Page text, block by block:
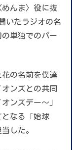
んま〉役に抜
いたラジオの名
単独でのパー
花の名前を僕達
ンズとの共同
ンズデー〜」
なる「始球
した。